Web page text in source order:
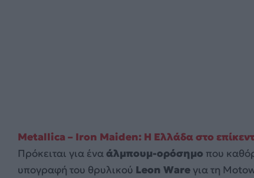
Metallica – Iron Maiden: Η Ελλάδα στο
Πρόκειται για έναάλμπουμ-ορόσημο που
υπογραφή του θρυλικού Leon Ware για τη